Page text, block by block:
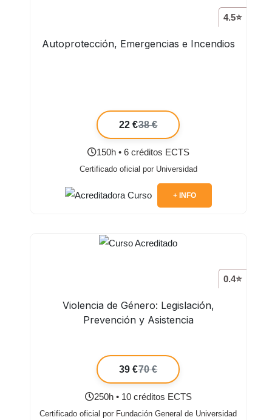
4.5⭐
Autoprotección, Emergencias e Incendios
22 €38 €
150h • 6 créditos ECTS
Certificado oficial por Universidad
+ INFO
0.4⭐
Violencia de Género: Legislación,
Prevención y Asistencia
39 €70 €
250h • 10 créditos ECTS
Certificado oficial por Fundación General de Universidad